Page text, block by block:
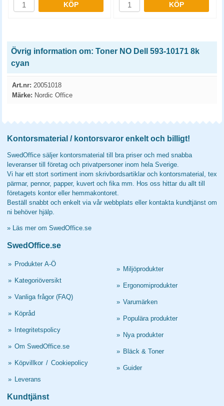
KÖP KÖP
Övrig information om: Toner NO Dell 593-10171 8k
cyan
Art.nr: 20051018
Märke: Nordic Office
Kontorsmaterial / kontorsvaror enkelt och billigt!
SwedOffice säljer kontorsmaterial till bra priser och med snabba
leveranser till företag och privatpersoner inom hela Sverige.
Vi har ett stort sortiment inom skrivbordsartiklar och kontorsmaterial, tex
pärmar, pennor, papper, kuvert och fika mm. Hos oss hittar du allt till
företagets kontor eller hemmakontoret.
Beställ snabbt och enkelt via vår webbplats eller kontakta kundtjänst om
ni behöver hjälp.
» Läs mer om SwedOffice.se
SwedOffice.se
» Produkter A-Ö
» Kategoriöversikt
» Vanliga frågor (FAQ)
» Köpråd
» Integritetspolicy
» Om SwedOffice.se
» Köpvillkor / Cookiepolicy
» Leverans
» Miljöprodukter
» Ergonomiprodukter
» Varumärken
» Populära produkter
» Nya produkter
» Bläck & Toner
» Guider
Kundtjänst